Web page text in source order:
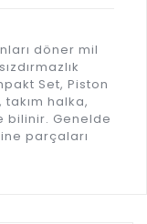
döner mil
Set, Piston
halka,
bilinir. Genelde
parçaları